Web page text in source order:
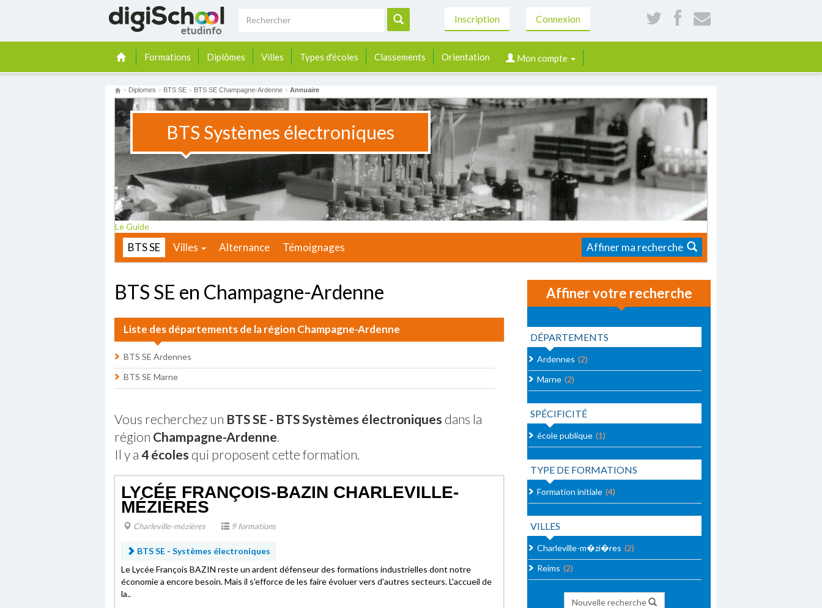
Inscription Connexion
Formations Diplômes Villes Types d'écoles Classements Orientation Mon compte
> Diplomes > BTS SE > BTS SE Champagne-Ardenne > Annuaire
BTS Systèmes électroniques
Le Guide
BTS SE Villes Alternance Témoignages Affiner ma recherche
BTS SE en Champagne-Ardenne
Liste des départements de la région Champagne-Ardenne
BTS SE Ardennes
BTS SE Marne
Vous recherchez un BTS SE - BTS Systèmes électroniques dans la
région Champagne-Ardenne.
Il y a 4 écoles qui proposent cette formation.
LYCÉE FRANÇOIS-BAZIN CHARLEVILLE-
MÉZIÈRES
Charleville-mézières 9 formations
BTS SE - Systèmes électroniques
Le Lycée François BAZIN reste un ardent défenseur des formations industrielles dont notre
économie a encore besoin. Mais il s'efforce de les faire évoluer vers d'autres secteurs. L'accueil de
la..
Affiner votre recherche
DÉPARTEMENTS
Ardennes (2)
Marne (2)
SPÉCIFICITÉ
école publique (1)
TYPE DE FORMATIONS
Formation initiale (4)
VILLES
Charleville-m�zi�res (2)
Reims (2)
Nouvelle recherche